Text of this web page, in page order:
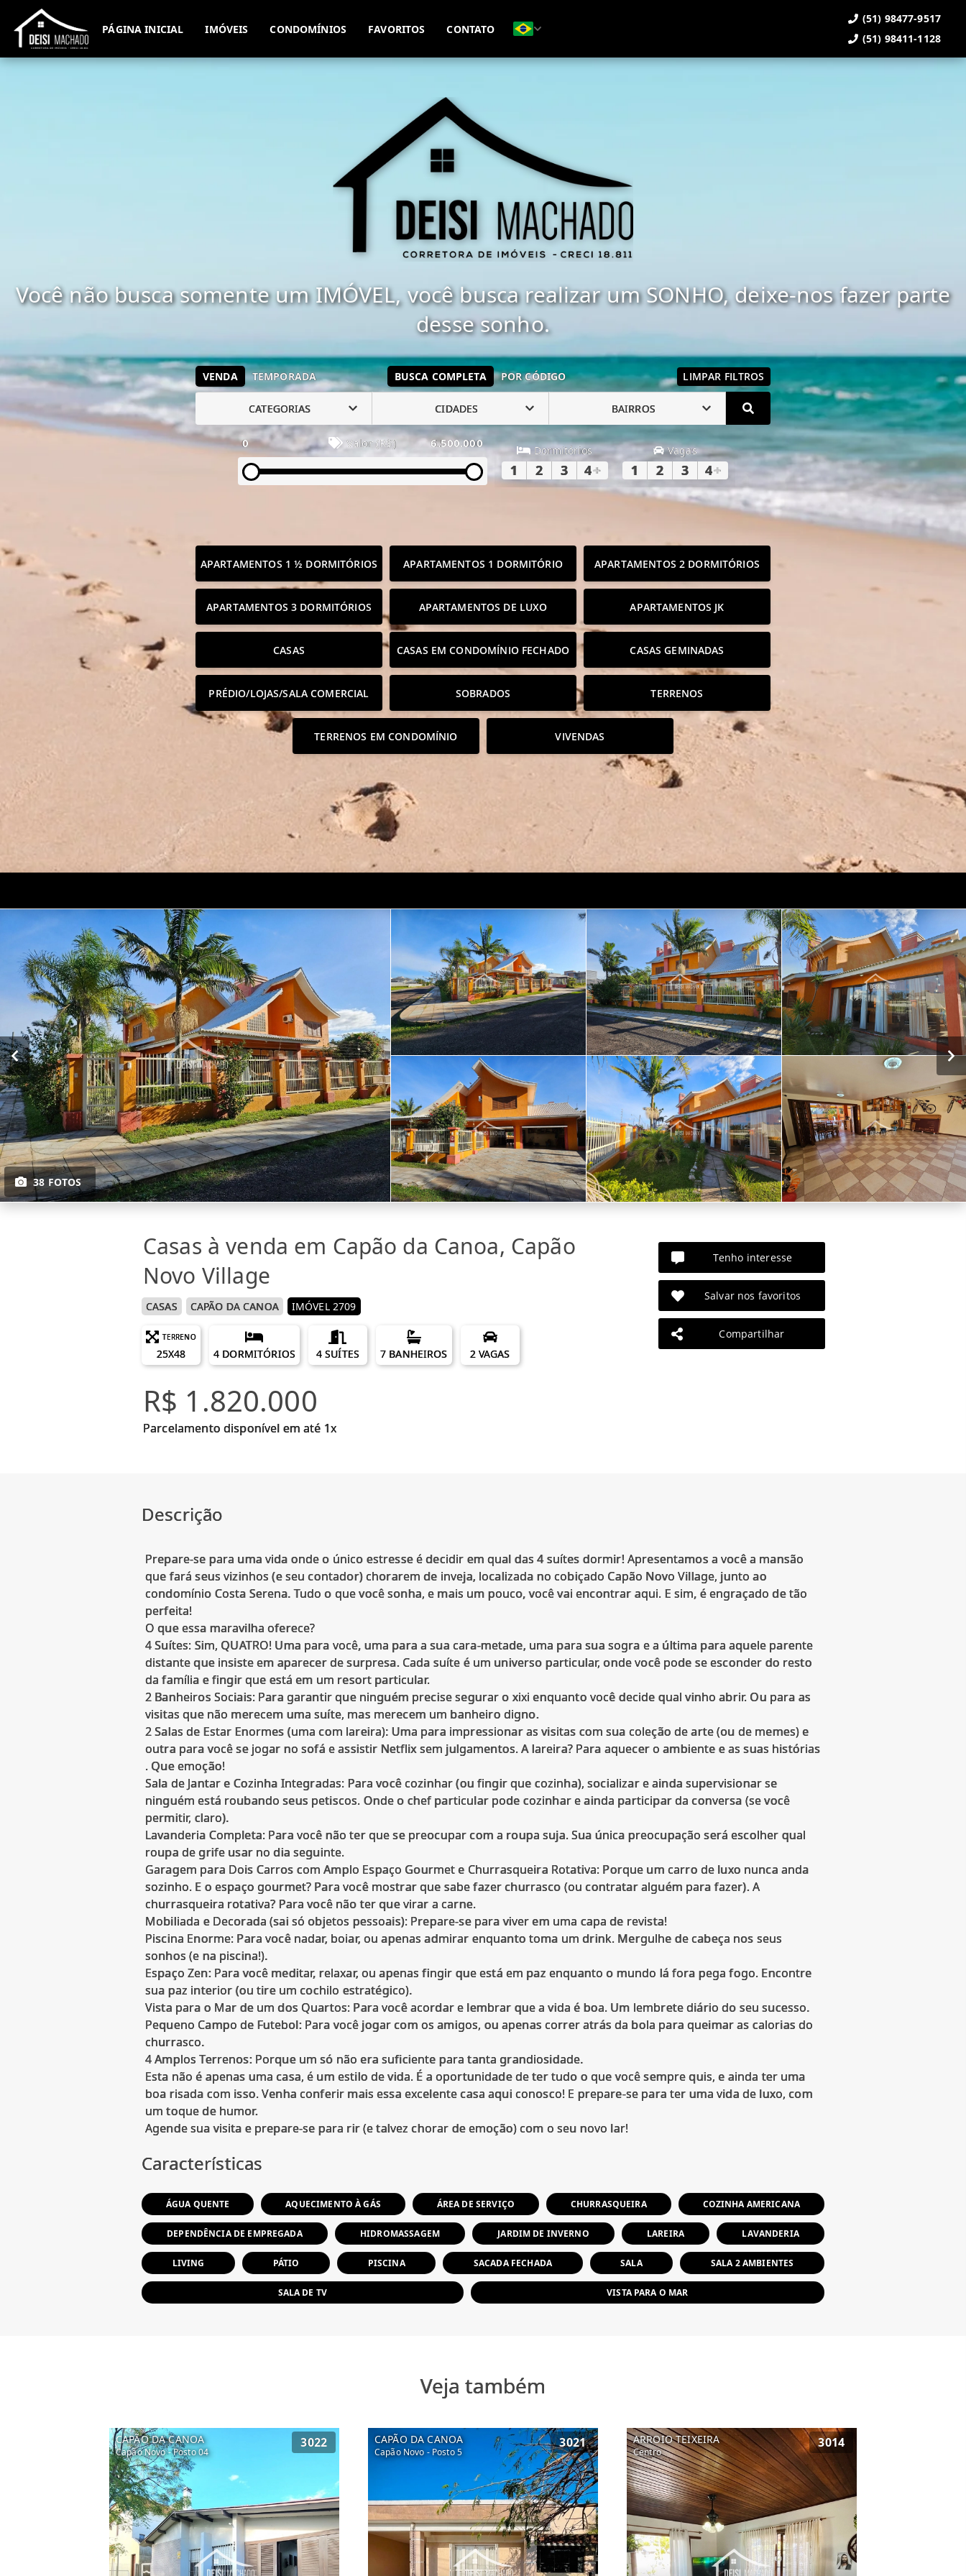
(51) 98477-9517 (51) 98411-1128
PÁGINA INICIAL IMÓVEIS CONDOMÍNIOS FAVORITOS CONTATO
(51) 98477-9517
(51) 98411-1128
Você não busca somente um IMÓVEL, você busca realizar um SONHO, deixe-nos fazer parte
desse sonho.
VENDA TEMPORADA BUSCA COMPLETA POR CÓDIGO LIMPAR FILTROS
CATEGORIAS CIDADES BAIRROS
0 Valor (R$) 6.500.000 Dormitórios
1 2 3 4+
Vagas
1 2 3 4+
APARTAMENTOS 1 ½ DORMITÓRIOS APARTAMENTOS 1 DORMITÓRIO APARTAMENTOS 2 DORMITÓRIOS
APARTAMENTOS 3 DORMITÓRIOS APARTAMENTOS DE LUXO APARTAMENTOS JK
CASAS CASAS EM CONDOMÍNIO FECHADO CASAS GEMINADAS
PRÉDIO/LOJAS/SALA COMERCIAL SOBRADOS TERRENOS
TERRENOS EM CONDOMÍNIO VIVENDAS
38 FOTOS
Casas à venda em Capão da Canoa, Capão
Novo Village
CASAS CAPÃO DA CANOA IMÓVEL 2709
TERRENO
25X48 4 DORMITÓRIOS 4 SUÍTES 7 BANHEIROS 2 VAGAS
R$ 1.820.000
Parcelamento disponível em até 1x
Tenho interesse
Salvar nos favoritos
Compartilhar
Descrição
Prepare-se para uma vida onde o único estresse é decidir em qual das 4 suítes dormir! Apresentamos a você a mansão
que fará seus vizinhos (e seu contador) chorarem de inveja, localizada no cobiçado Capão Novo Village, junto ao
condomínio Costa Serena. Tudo o que você sonha, e mais um pouco, você vai encontrar aqui. E sim, é engraçado de tão
perfeita!
O que essa maravilha oferece?
4 Suítes: Sim, QUATRO! Uma para você, uma para a sua cara-metade, uma para sua sogra e a última para aquele parente
distante que insiste em aparecer de surpresa. Cada suíte é um universo particular, onde você pode se esconder do resto
da família e fingir que está em um resort particular.
2 Banheiros Sociais: Para garantir que ninguém precise segurar o xixi enquanto você decide qual vinho abrir. Ou para as
visitas que não merecem uma suíte, mas merecem um banheiro digno.
2 Salas de Estar Enormes (uma com lareira): Uma para impressionar as visitas com sua coleção de arte (ou de memes) e
outra para você se jogar no sofá e assistir Netflix sem julgamentos. A lareira? Para aquecer o ambiente e as suas histórias
. Que emoção!
Sala de Jantar e Cozinha Integradas: Para você cozinhar (ou fingir que cozinha), socializar e ainda supervisionar se
ninguém está roubando seus petiscos. Onde o chef particular pode cozinhar e ainda participar da conversa (se você
permitir, claro).
Lavanderia Completa: Para você não ter que se preocupar com a roupa suja. Sua única preocupação será escolher qual
roupa de grife usar no dia seguinte.
Garagem para Dois Carros com Amplo Espaço Gourmet e Churrasqueira Rotativa: Porque um carro de luxo nunca anda
sozinho. E o espaço gourmet? Para você mostrar que sabe fazer churrasco (ou contratar alguém para fazer). A
churrasqueira rotativa? Para você não ter que virar a carne.
Mobiliada e Decorada (sai só objetos pessoais): Prepare-se para viver em uma capa de revista!
Piscina Enorme: Para você nadar, boiar, ou apenas admirar enquanto toma um drink. Mergulhe de cabeça nos seus
sonhos (e na piscina!).
Espaço Zen: Para você meditar, relaxar, ou apenas fingir que está em paz enquanto o mundo lá fora pega fogo. Encontre
sua paz interior (ou tire um cochilo estratégico).
Vista para o Mar de um dos Quartos: Para você acordar e lembrar que a vida é boa. Um lembrete diário do seu sucesso.
Pequeno Campo de Futebol: Para você jogar com os amigos, ou apenas correr atrás da bola para queimar as calorias do
churrasco.
4 Amplos Terrenos: Porque um só não era suficiente para tanta grandiosidade.
Esta não é apenas uma casa, é um estilo de vida. É a oportunidade de ter tudo o que você sempre quis, e ainda ter uma
boa risada com isso. Venha conferir mais essa excelente casa aqui conosco! E prepare-se para ter uma vida de luxo, com
um toque de humor.
Características
ÁGUA QUENTE AQUECIMENTO À GÁS ÁREA DE SERVIÇO CHURRASQUEIRA COZINHA AMERICANA
DEPENDÊNCIA DE EMPREGADA HIDROMASSAGEM JARDIM DE INVERNO LAREIRA LAVANDERIA
LIVING PÁTIO PISCINA SACADA FECHADA SALA SALA 2 AMBIENTES
SALA DE TV VISTA PARA O MAR
Veja também
CAPÃO DA CANOA
Capão Novo - Posto 04
3022 CAPÃO DA CANOA
Capão Novo - Posto 5
3021 ARROIO TEIXEIRA
Centro
3014